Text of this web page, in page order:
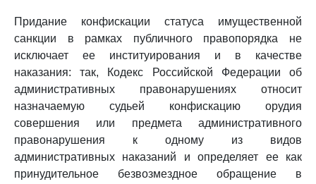
Придание конфискации статуса имущественной
санкции в рамках публичного правопорядка не
исключает ее институирования и в качестве
наказания: так, Кодекс Российской Федерации об
административных правонарушениях относит
назначаемую судьей конфискацию орудия
совершения или предмета административного
правонарушения к одному из видов
административных наказаний и определяет ее как
принудительное безвозмездное обращение в